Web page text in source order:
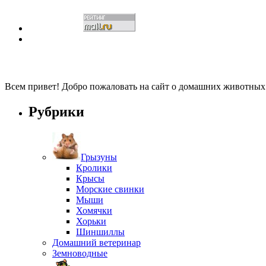
Всем привет! Добро пожаловать на сайт о домашних
Рубрики
Грызуны
Кролики
Крысы
Морские свинки
Мыши
Хомячки
Хорьки
Шиншиллы
Домашний ветеринар
Земноводные